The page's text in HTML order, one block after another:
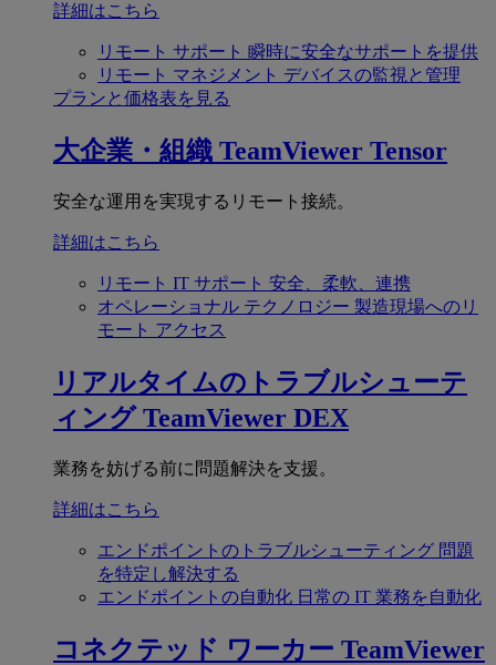
詳細はこちら
リモート サポート 瞬時に安全なサポートを提供
リモート マネジメント デバイスの監視と管理
プランと価格表を見る
大企業・組織 TeamViewer Tensor
安全な運用を実現するリモート接続。
詳細はこちら
リモート IT サポート 安全、柔軟、連携
オペレーショナル テクノロジー 製造現場へのリ
モート アクセス
リアルタイムのトラブルシューテ
ィング TeamViewer DEX
業務を妨げる前に問題解決を支援。
詳細はこちら
エンドポイントのトラブルシューティング 問題
を特定し解決する
エンドポイントの自動化 日常の IT 業務を自動化
コネクテッド ワーカー TeamViewer